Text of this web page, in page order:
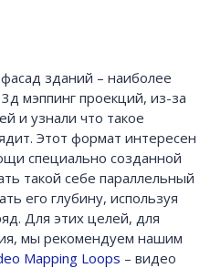
зданий – наиболее
мэппинг проекций, из-за
и узнали что такое
Этот формат интересен
специально созданной
такой себе параллельный
его глубину, используя
Для этих целей, для
мы рекомендуем нашим
Mapping Loops – видео